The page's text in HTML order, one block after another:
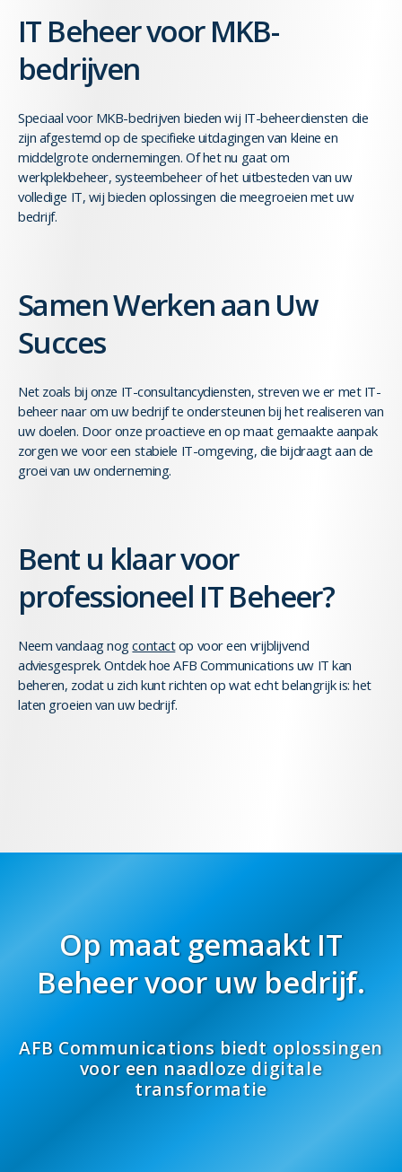
IT Beheer voor MKB-
bedrijven
Speciaal voor MKB-bedrijven bieden wij IT-beheerdiensten die
zijn afgestemd op de specifieke uitdagingen van kleine en
middelgrote ondernemingen. Of het nu gaat om
werkplekbeheer, systeembeheer of het uitbesteden van uw
volledige IT, wij bieden oplossingen die meegroeien met uw
bedrijf.
Samen Werken aan Uw
Succes
Net zoals bij onze IT-consultancydiensten, streven we er met IT-
beheer naar om uw bedrijf te ondersteunen bij het realiseren van
uw doelen. Door onze proactieve en op maat gemaakte aanpak
zorgen we voor een stabiele IT-omgeving, die bijdraagt aan de
groei van uw onderneming.
Bent u klaar voor
professioneel IT Beheer?
Neem vandaag nogcontactop voor een vrijblijvend
adviesgesprek. Ontdek hoe AFB Communications uw IT kan
beheren, zodat u zich kunt richten op wat echt belangrijk is: het
laten groeien van uw bedrijf.
Op maat gemaakt IT
Beheer voor uw bedrijf.
AFB Communications biedt oplossingen
voor een naadloze digitale
transformatie